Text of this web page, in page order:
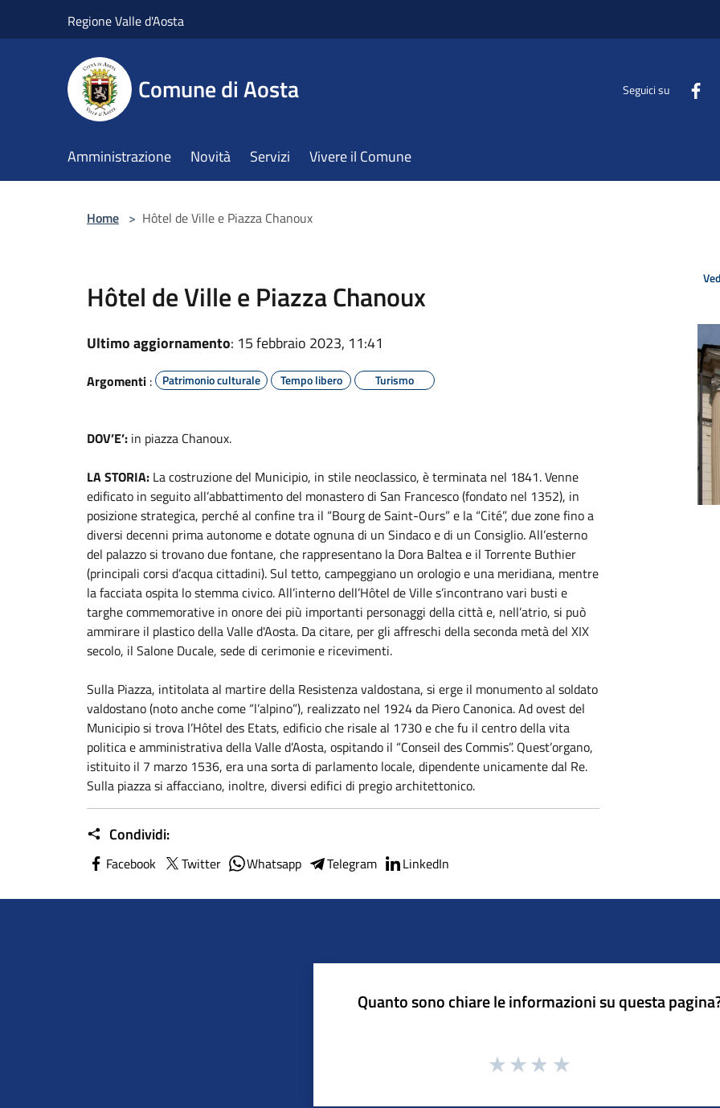
Regione Valle d'Aosta
Comune di Aosta Seguici su
Amministrazione Novità Servizi Vivere il Comune
Home > Hôtel de Ville e Piazza Chanoux
Hôtel de Ville e Piazza Chanoux
Ultimo aggiornamento: 15 febbraio 2023, 11:41
Argomenti : Patrimonio culturale Tempo libero Turismo
DOV’E’: in piazza Chanoux.
LA STORIA: La costruzione del Municipio, in stile neoclassico, è terminata nel 1841. Venne
edificato in seguito all’abbattimento del monastero di San Francesco (fondato nel 1352), in
posizione strategica, perché al confine tra il “Bourg de Saint-Ours” e la “Cité”, due zone fino a
diversi decenni prima autonome e dotate ognuna di un Sindaco e di un Consiglio. All’esterno
del palazzo si trovano due fontane, che rappresentano la Dora Baltea e il Torrente Buthier
(principali corsi d’acqua cittadini). Sul tetto, campeggiano un orologio e una meridiana, mentre
la facciata ospita lo stemma civico. All’interno dell’Hôtel de Ville s’incontrano vari busti e
targhe commemorative in onore dei più importanti personaggi della città e, nell’atrio, si può
ammirare il plastico della Valle d'Aosta. Da citare, per gli affreschi della seconda metà del XIX
secolo, il Salone Ducale, sede di cerimonie e ricevimenti.
Sulla Piazza, intitolata al martire della Resistenza valdostana, si erge il monumento al soldato
valdostano (noto anche come “l’alpino”), realizzato nel 1924 da Piero Canonica. Ad ovest del
Municipio si trova l’Hôtel des Etats, edificio che risale al 1730 e che fu il centro della vita
politica e amministrativa della Valle d’Aosta, ospitando il “Conseil des Commis”. Quest’organo,
istituito il 7 marzo 1536, era una sorta di parlamento locale, dipendente unicamente dal Re.
Sulla piazza si affacciano, inoltre, diversi edifici di pregio architettonico.
Condividi:
Facebook Twitter Whatsapp Telegram LinkedIn
Quanto sono chiare le informazioni su questa